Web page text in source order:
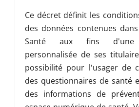
Ce décret définit les
des données contenues
Santé aux fins d'une
personnalisée de ses
possibilité pour l'usager de
des questionnaires de santé
des informations de